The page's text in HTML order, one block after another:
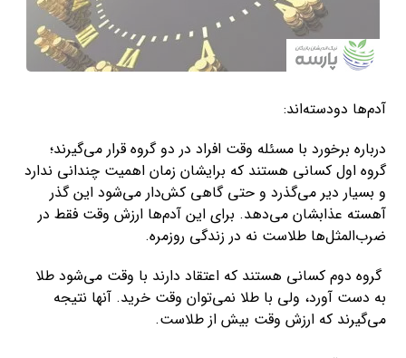
آدم‌ها دودسته‌اند:
درباره برخورد با مسئله وقت افراد در دو گروه قرار می‌گیرند؛
گروه اول کسانی هستند که برایشان زمان اهمیت چندانی ندارد
و بسیار دیر می‌گذرد و حتی گاهی کش‌دار می‌شود این گذر
آهسته عذابشان می‌دهد. برای این آدم‌ها ارزش وقت فقط در
ضرب‌المثل‌ها طلاست نه در زندگی روزمره.
گروه دوم کسانی هستند که اعتقاد دارند با وقت می‌شود طلا
به دست آورد، ولی با طلا نمی‌توان وقت خرید. آنها نتیجه
می‌گیرند که ارزش وقت بیش از طلاست.